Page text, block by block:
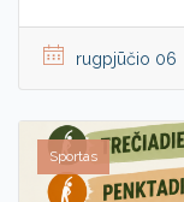
rugpjūčio 06
Sportas